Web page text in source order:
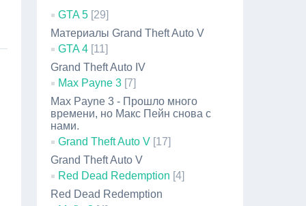
GTA 5 [29]
Материалы Grand Theft Auto V
GTA 4 [11]
Grand Theft Auto IV
Max Payne 3 [7]
Max Payne 3 - Прошло много
времени, но Макс Пейн снова с
нами.
Grand Theft Auto V [17]
Grand Theft Auto V
Red Dead Redemption [4]
Red Dead Redemption